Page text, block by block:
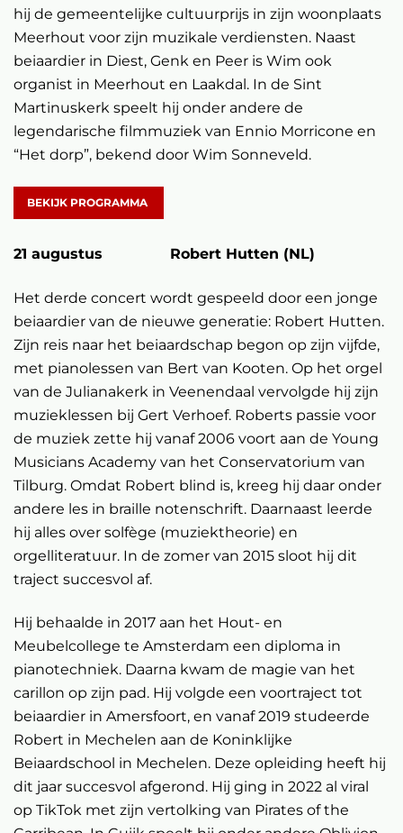
hij de gemeentelijke cultuurprijs in zijn woonplaats
Meerhout voor zijn muzikale verdiensten. Naast
beiaardier in Diest, Genk en Peer is Wim ook
organist in Meerhout en Laakdal. In de Sint
Martinuskerk speelt hij onder andere de
legendarische filmmuziek van Ennio Morricone en
“Het dorp”, bekend door Wim Sonneveld.
BEKIJK PROGRAMMA
21 augustus Robert Hutten (NL)
Het derde concert wordt gespeeld door een jonge
beiaardier van de nieuwe generatie: Robert Hutten.
Zijn reis naar het beiaardschap begon op zijn vijfde,
met pianolessen van Bert van Kooten. Op het orgel
van de Julianakerk in Veenendaal vervolgde hij zijn
muzieklessen bij Gert Verhoef. Roberts passie voor
de muziek zette hij vanaf 2006 voort aan de Young
Musicians Academy van het Conservatorium van
Tilburg. Omdat Robert blind is, kreeg hij daar onder
andere les in braille notenschrift. Daarnaast leerde
hij alles over solfège (muziektheorie) en
orgelliteratuur. In de zomer van 2015 sloot hij dit
traject succesvol af.
Hij behaalde in 2017 aan het Hout- en
Meubelcollege te Amsterdam een diploma in
pianotechniek. Daarna kwam de magie van het
carillon op zijn pad. Hij volgde een voortraject tot
beiaardier in Amersfoort, en vanaf 2019 studeerde
Robert in Mechelen aan de Koninklijke
Beiaardschool in Mechelen. Deze opleiding heeft hij
dit jaar succesvol afgerond. Hij ging in 2022 al viral
op TikTok met zijn vertolking van Pirates of the